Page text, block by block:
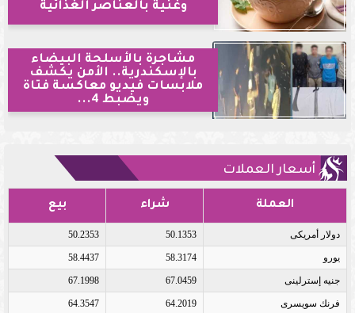
وغنية بالعناصر الغذائية
مشاجرة بالأسلحة البيضاء
بالإسكندرية.. الأمن يكشف
ملابسات فيديو معاكسة فتاة
ويضبط 4...
أسعار العملات
العملة شراء بيع
دولار أمريكى 50.1353
50.2353
يورو 58.3174
58.4437
جنيه إسترلينى 67.0459
67.1998
فرنك سويسرى 64.2019
64.3547